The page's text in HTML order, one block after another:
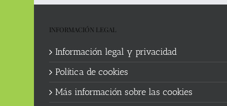
INFORMACIÓN LEGAL
Información legal y privacidad
Política de cookies
Más información sobre las cookies